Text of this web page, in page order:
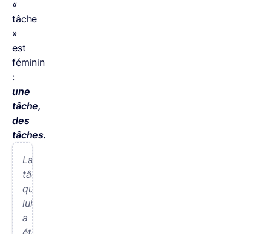
«
tâche
»
est
féminin
:
une
tâche,
des
tâches.
La
tâche
qui
lui
a